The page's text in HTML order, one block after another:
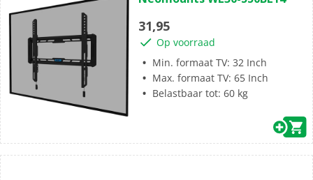
5
sterren.
31,95
Op voorraad
Min. formaat TV: 32 Inch
Max. formaat TV: 65 Inch
Belastbaar tot: 60 kg